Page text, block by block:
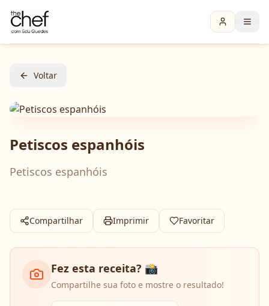
Voltar
Petiscos espanhóis
Petiscos espanhóis
Compartilhar Imprimir Favoritar
Fez esta receita? 📸
Compartilhe sua foto e mostre o resultado!